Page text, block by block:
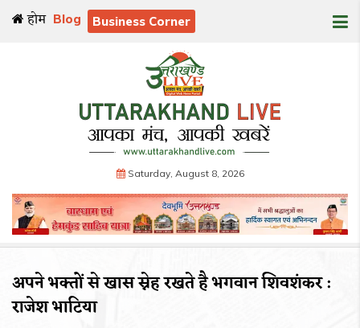
होम Blog Business Corner
Saturday, August 8, 2026
अपने भक्तों से खास स्नेह रखते है भगवान शिवशंकर :
राजेश भाटिया